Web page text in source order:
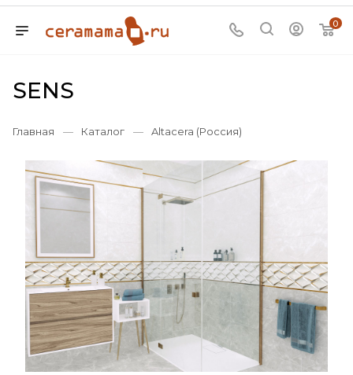
0
SENS
Главная — Каталог — Altacera (Россия)